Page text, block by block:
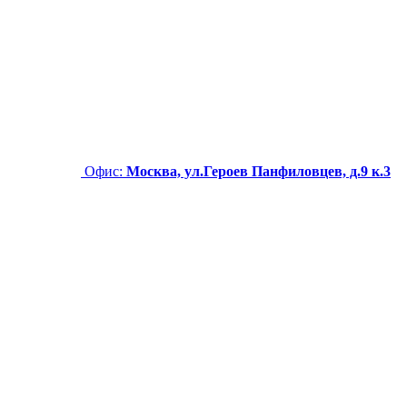
Офис: Москва, ул.Героев Панфиловцев, д.9 к.3